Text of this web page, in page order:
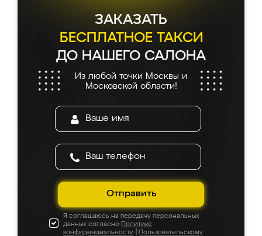
ЗАКАЗАТЬ
БЕСПЛАТНОЕ ТАКСИ
ДО НАШЕГО САЛОНА
Из любой точки Москвы и
Московской области!
Отправить
Я соглашаюсь на передачу персональных
данных согласно Политике
конфиденциальности
Пользовательскому